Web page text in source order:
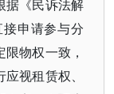
据《民诉法解
申请参与分
物权一致，
视租赁权、